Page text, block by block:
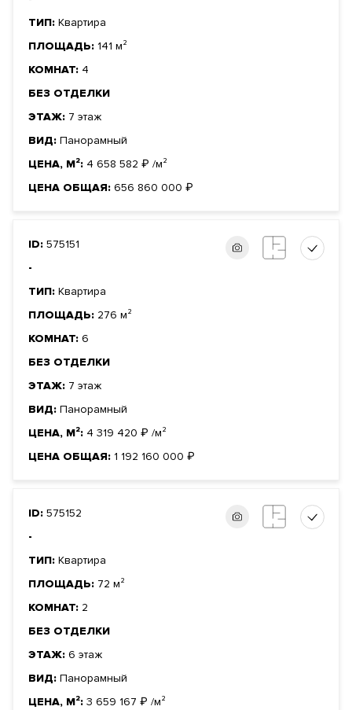
ТИП: Квартира
ПЛОЩАДЬ: 141 м²
КОМНАТ: 4
БЕЗ ОТДЕЛКИ
ЭТАЖ: 7 этаж
ВИД: Панорамный
ЦЕНА, М²: 4 658 582 ₽ /м²
ЦЕНА ОБЩАЯ: 656 860 000 ₽
ID: 575151
-
ТИП: Квартира
ПЛОЩАДЬ: 276 м²
КОМНАТ: 6
БЕЗ ОТДЕЛКИ
ЭТАЖ: 7 этаж
ВИД: Панорамный
ЦЕНА, М²: 4 319 420 ₽ /м²
ЦЕНА ОБЩАЯ: 1 192 160 000 ₽
ID: 575152
-
ТИП: Квартира
ПЛОЩАДЬ: 72 м²
КОМНАТ: 2
БЕЗ ОТДЕЛКИ
ЭТАЖ: 6 этаж
ВИД: Панорамный
ЦЕНА, М²: 3 659 167 ₽ /м²